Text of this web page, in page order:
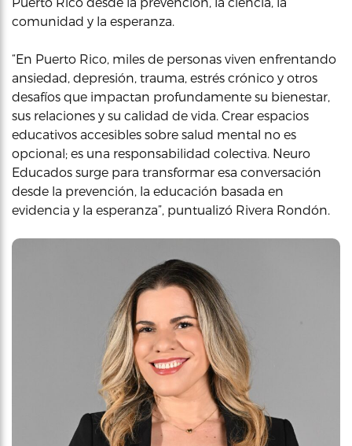
comunidad y la esperanza.
“En Puerto Rico, miles de personas viven enfrentando
ansiedad, depresión, trauma, estrés crónico y otros
desafíos que impactan profundamente su bienestar,
sus relaciones y su calidad de vida. Crear espacios
educativos accesibles sobre salud mental no es
opcional; es una responsabilidad colectiva. Neuro
Educados surge para transformar esa conversación
desde la prevención, la educación basada en
evidencia y la esperanza”, puntualizó Rivera Rondón.